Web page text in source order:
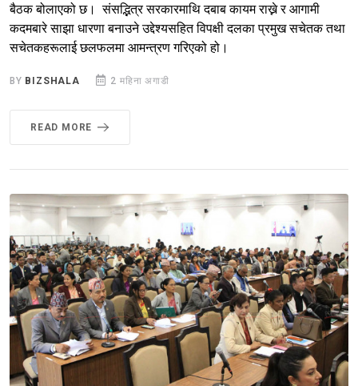
बैठक बोलाएको छ। संसद्भित्र सरकारमाथि दबाब कायम राख्ने र आगामी
कदमबारे साझा धारणा बनाउने उद्देश्यसहित विपक्षी दलका प्रमुख सचेतक तथा
सचेतकहरूलाई छलफलमा आमन्त्रण गरिएको हो।
BY BIZSHALA 2 महिना अगाडी
READ MORE